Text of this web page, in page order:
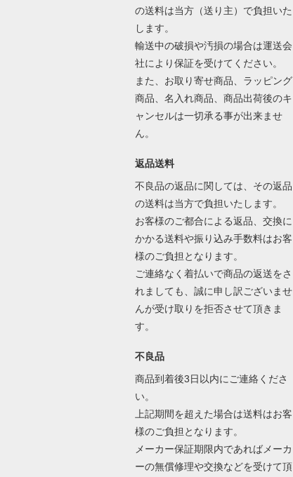
の送料は当方（送り主）で負担いた
します。
輸送中の破損や汚損の場合は運送会
社により保証を受けてください。
また、お取り寄せ商品、ラッピング
商品、名入れ商品、商品出荷後のキ
ャンセルは一切承る事が出来ませ
ん。
返品送料
不良品の返品に関しては、その返品
の送料は当方で負担いたします。
お客様のご都合による返品、交換に
かかる送料や振り込み手数料はお客
様のご負担となります。
ご連絡なく着払いで商品の返送をさ
れましても、誠に申し訳ございませ
んが受け取りを拒否させて頂きま
す。
不良品
商品到着後3日以内にご連絡くださ
い。
上記期間を超えた場合は送料はお客
様のご負担となります。
メーカー保証期限内であればメーカ
ーの無償修理や交換などを受けて頂